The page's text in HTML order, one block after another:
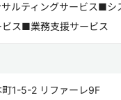
ルティングサービス■シ
ビス■業務支援サービス
1-5-2 リファーレ9F